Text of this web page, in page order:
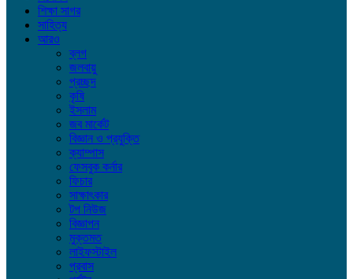
শিক্ষা সাগর
সাহিত্য
আরও
ব্লগ
জলবায়ু
প্রচ্ছদ
কৃষি
ইসলাম
জব মার্কেট
বিজ্ঞান ও প্রযুক্তি
ক্যাম্পাস
ফেসবুক কর্নার
ফিচার
সাক্ষাৎকার
টপ নিউজ
বিজ্ঞাপন
মুক্তমত
লাইফস্টাইল
প্রবাস